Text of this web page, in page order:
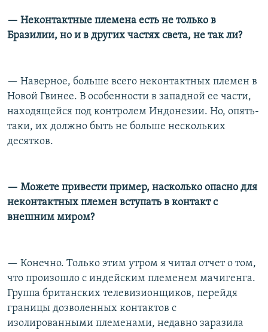
— Неконтактные племена есть не только в
Бразилии, но и в других частях света, не так ли?
— Наверное, больше всего неконтактных племен в
Новой Гвинее. В особенности в западной ее части,
находящейся под контролем Индонезии. Но, опять-
таки, их должно быть не больше нескольких
десятков.
— Можете привести пример, насколько опасно для
неконтактных племен вступать в контакт с
внешним миром?
— Конечно. Только этим утром я читал отчет о том,
что произошло с индейским племенем мачигенга.
Группа британских телевизионщиков, перейдя
границы дозволенных контактов с
изолированными племенами, недавно заразила